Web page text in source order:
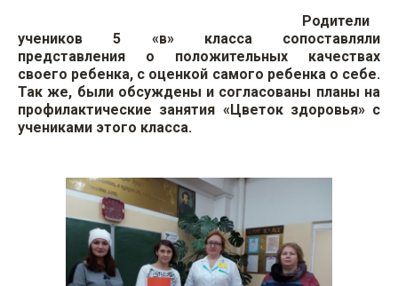
Родители
учеников 5 «в» класса сопоставляли
представления о положительных качествах
своего ребенка, с оценкой самого ребенка о себе.
Так же, были обсуждены и согласованы планы на
профилактические занятия «Цветок здоровья» с
учениками этого класса.